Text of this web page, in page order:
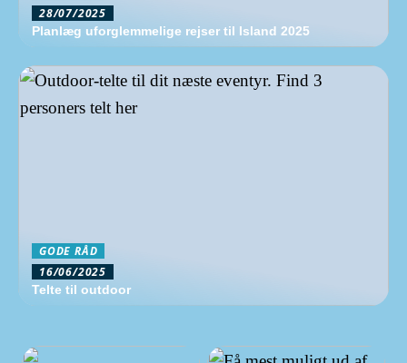
28/07/2025
Planlæg uforglemmelige rejser til Island 2025
GODE RÅD
16/06/2025
Telte til outdoor